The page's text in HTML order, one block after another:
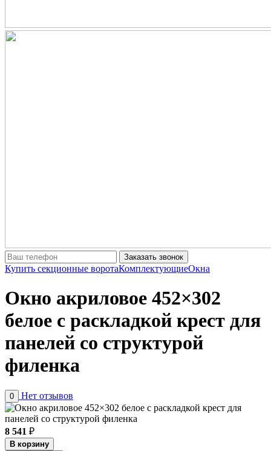
Заказать звонок
Купить секционные воротаКомплектующиеОкна
Окно акриловое 452×302
белое с раскладкой крест для
панелей со структурой
филенка
0 Нет отзывов
8 541 ₽
В корзину